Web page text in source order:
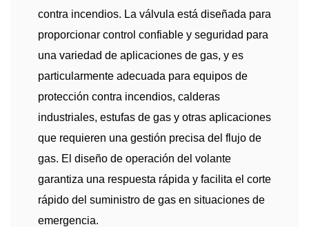
contra incendios. La válvula está diseñada para
proporcionar control confiable y seguridad para
una variedad de aplicaciones de gas, y es
particularmente adecuada para equipos de
protección contra incendios, calderas
industriales, estufas de gas y otras aplicaciones
que requieren una gestión precisa del flujo de
gas. El diseño de operación del volante
garantiza una respuesta rápida y facilita el corte
rápido del suministro de gas en situaciones de
emergencia.